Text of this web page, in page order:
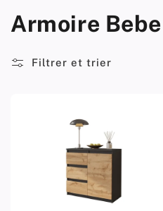
Armoire Bebe
Filtrer et trier